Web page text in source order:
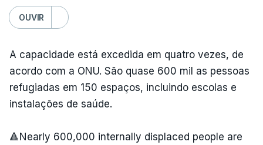
OUVIR
A capacidade está excedida em quatro vezes, de
acordo com a ONU. São quase 600 mil as pessoas
refugiadas em 150 espaços, incluindo escolas e
instalações de saúde.
🔺Nearly 600,000 internally displaced people are